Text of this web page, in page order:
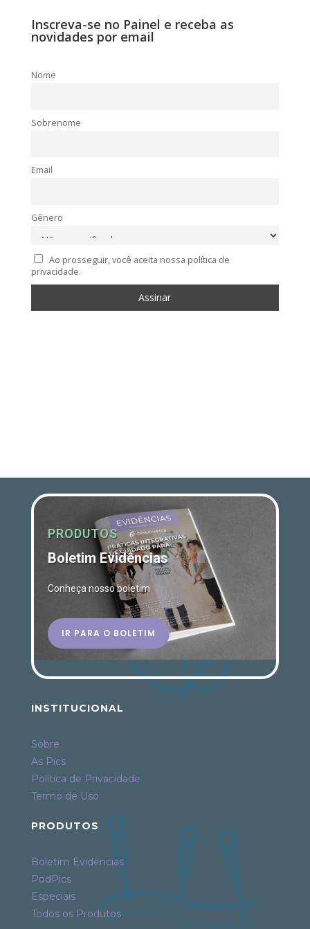
Inscreva-se no Painel e receba as
novidades por email
Nome
Sobrenome
Email
Gênero
Ao prosseguir, você aceita nossa política de
privacidade.
PRODUTOS
Boletim Evidências
Conheça nosso boletim
IR PARA O BOLETIM
INSTITUCIONAL
Sobre
As Pics
Política de Privacidade
Termo de Uso
PRODUTOS
Boletim Evidências
PodPics
Especiais
Todos os Produtos